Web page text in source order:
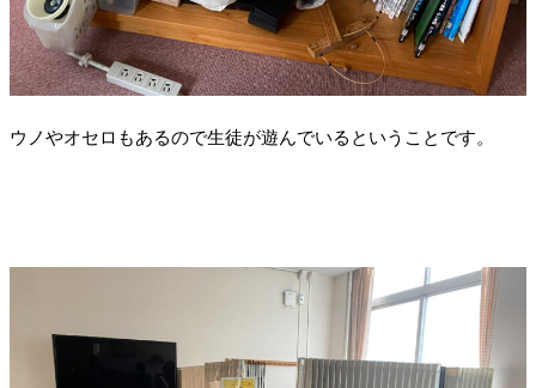
ウノやオセロもあるので生徒が遊んでいるということです。